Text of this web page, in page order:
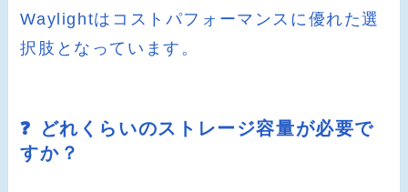
Waylightはコストパフォーマンスに優れた選
択肢となっています。
❓ どれくらいのストレージ容量が必要で
すか？